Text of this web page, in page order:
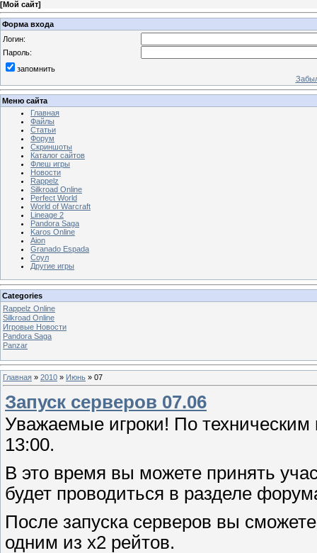
[Мой сайт]
Форма входа
Логин:
Пароль:
запомнить
Меню сайта
Главная
Файлы
Статьи
Форум
Скриншоты
Каталог сайтов
Флеш игры
Новости
Rappelz
Silkroad Online
Perfect World
World of Warcraft
Lineage 2
Pandora Saga
Karos Online
Aion
Granado Espada
Соул
Другие игры
Categories
Rappelz Online
Silkroad Online
Игровые Новости
Pandora Saga
Panzar
Главная » 2010 » Июнь » 07
Запуск серверов 07.06
Уважаемые игроки! По техническим
13:00.
В это время вы можете принять
будет проводиться в разделе
После запуска серверов вы
одним из х2 рейтов.